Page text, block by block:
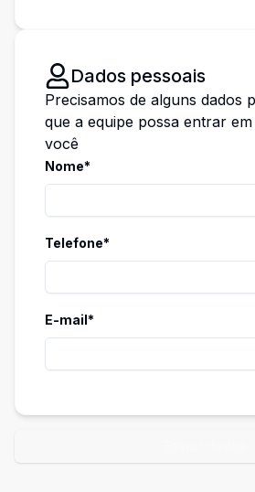
Dados pessoais
Precisamos de alguns dados
que a equipe possa entrar
você
Nome*
Telefone*
E-mail*